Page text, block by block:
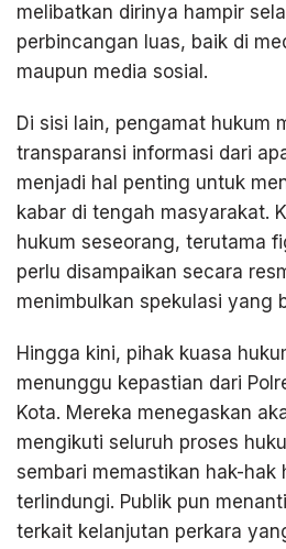
melibatkan dirinya hampir
perbincangan luas, baik di
maupun media sosial.
Di sisi lain, pengamat hukum
transparansi informasi dari
menjadi hal penting untuk
kabar di tengah masyarakat.
hukum seseorang, terutama
perlu disampaikan secara
menimbulkan spekulasi yang
Hingga kini, pihak kuasa
menunggu kepastian dari
Kota. Mereka menegaskan
mengikuti seluruh proses
sembari memastikan hak-hak
terlindungi. Publik pun
terkait kelanjutan perkara